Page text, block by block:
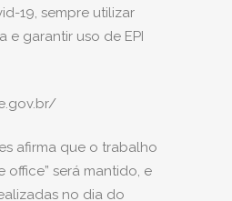
19, sempre utilizar
e garantir uso de EPI
afirma que o trabalho
office” será mantido, e
no dia do